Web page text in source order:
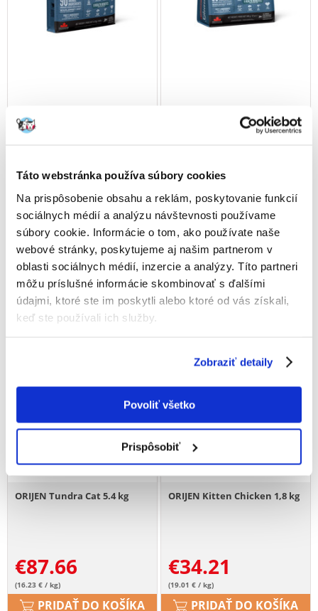
Táto webstránka používa súbory cookies
Na prispôsobenie obsahu a reklám, poskytovanie funkcií
sociálnych médií a analýzu návštevnosti používame
súbory cookie. Informácie o tom, ako používate naše
webové stránky, poskytujeme aj našim partnerom v
oblasti sociálnych médií, inzercie a analýzy. Títo partneri
môžu príslušné informácie skombinovať s ďalšími
údajmi, ktoré ste im poskytli alebo ktoré od vás získali,
keď ste používali ich služby.
Zobraziť detaily
Povoliť všetko
Prispôsobiť
ORIJEN Cat Guardian 8 Adult
€67.20
(14.93 € / kg)
PRIDAŤ DO KOŠÍKA
ORIJEN Cat Guardian 8 Adult
€9.14
(26.88 € / kg)
PRIDAŤ DO KOŠÍKA
ORIJEN Tundra Cat 5.4 kg
€87.66
(16.23 € / kg)
PRIDAŤ DO KOŠÍKA
ORIJEN Kitten Chicken 1,8 kg
€34.21
(19.01 € / kg)
PRIDAŤ DO KOŠÍKA